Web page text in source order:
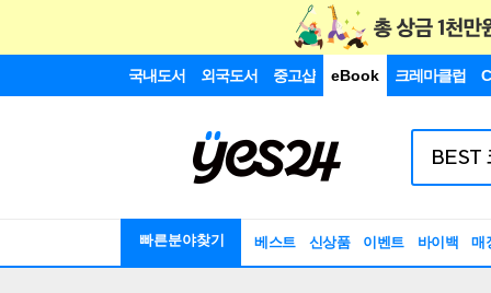
국내도서 외국도서 중고샵 eBook 크레마클럽
빠른분야찾기 베스트 신상품 이벤트 바이백 매